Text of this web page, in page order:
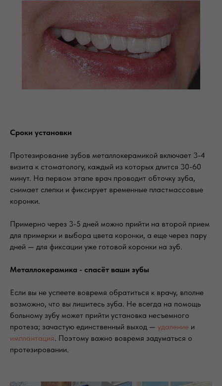
Сроки установки
Протезирование зубов металлокерамикой включает 3-4
визита к стоматологу, каждый из которых длится 30-60
минут. На первом этапе врач проводит обточку зуба,
снимает слепки и фиксирует временные пластмассовые
коронки.
Примерно через 3-5 дней можно прийти на второй прием
для примерки и выбора цвета коронки, а еще через пару
дней — для фиксации уже готовой коронки на зуб.
Металлокерамика - спасёт ваши зубы
Если вы не успеете вовремя обратиться к врачу, вполне
возможно, что вы лишитесь зуба. Не всегда на помощь
больному зубу может прийти установка несъемного
протеза; зачастую единственный выход — удаление и
имплантация. Поэтому важно вовремя задуматься о
протезировании.